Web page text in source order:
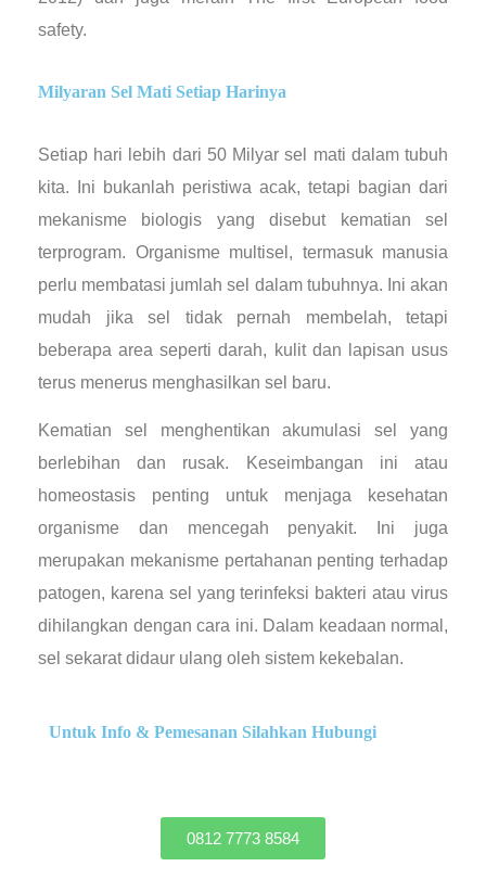
safety.
Milyaran Sel Mati Setiap Harinya
Setiap hari lebih dari 50 Milyar sel mati dalam tubuh
kita. Ini bukanlah peristiwa acak, tetapi bagian dari
mekanisme biologis yang disebut kematian sel
terprogram. Organisme multisel, termasuk manusia
perlu membatasi jumlah sel dalam tubuhnya. Ini akan
mudah jika sel tidak pernah membelah, tetapi
beberapa area seperti darah, kulit dan lapisan usus
terus menerus menghasilkan sel baru.
Kematian sel menghentikan akumulasi sel yang
berlebihan dan rusak. Keseimbangan ini atau
homeostasis penting untuk menjaga kesehatan
organisme dan mencegah penyakit. Ini juga
merupakan mekanisme pertahanan penting terhadap
patogen, karena sel yang terinfeksi bakteri atau virus
dihilangkan dengan cara ini. Dalam keadaan normal,
sel sekarat didaur ulang oleh sistem kekebalan.
Untuk Info & Pemesanan Silahkan Hubungi
0812 7773 8584